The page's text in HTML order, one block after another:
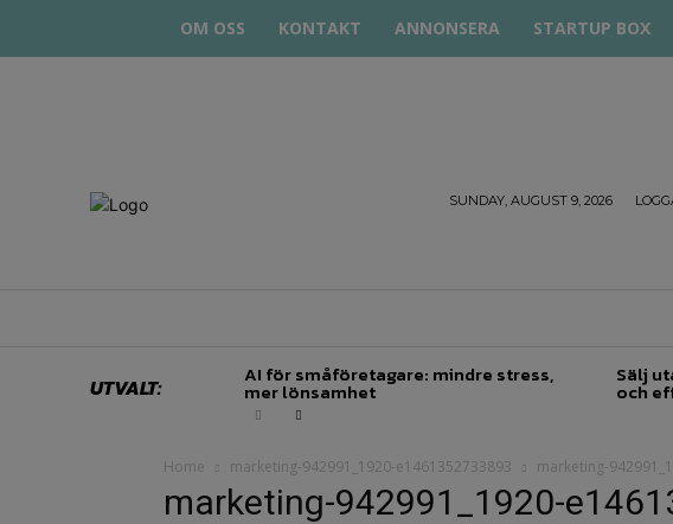
OM OSS KONTAKT ANNONSERA STARTUP BOX
SUNDAY, AUGUST 9, 2026
UTVALT: AI för småföretagare: mindre stress,
mer lönsamhet
Sälj
och
Home marketing-942991_1920-e1461352733893 marketing-
marketing-942991_1920-